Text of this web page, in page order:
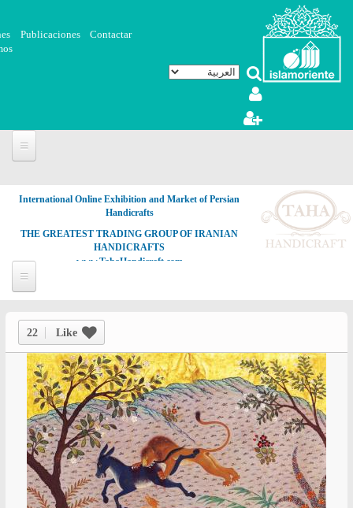
تجاوز إلى المحتوى الرئيسي
Contactar
Publicaciones
International Online Exhibition and Market of Persian
Handicrafts
THE GREATEST TRADING GROUP OF IRANIAN
HANDICRAFTS
www.TahaHandicraft.com
22 Like